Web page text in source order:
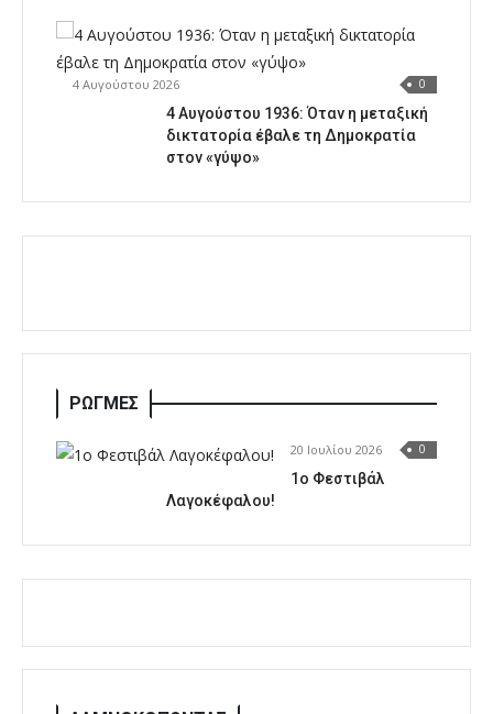
4 Αυγούστου 2026 0
4 Αυγούστου 1936: Όταν η μεταξική
δικτατορία έβαλε τη Δημοκρατία
στον «γύψο»
ΡΩΓΜΕΣ
20 Ιουλίου 2026 0
1o Φεστιβάλ
Λαγοκέφαλου!